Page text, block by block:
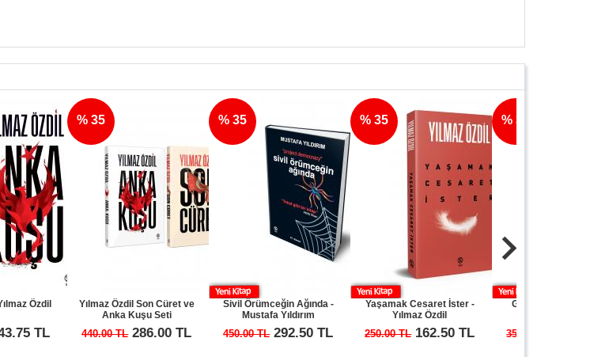
Yılmaz Özdil Son Cüret ve
Anka Kuşu Seti
440.00 TL 286.00 TL
% 35
Sivil Örümceğin Ağında -
Mustafa Yıldırım
450.00 TL 292.50 TL
Yaşamak Cesaret İster -
Yılmaz Özdil
250.00 TL 162.50 TL
Gaslight - Yılmaz Özdil
350.00 TL 227.50 TL
% 35